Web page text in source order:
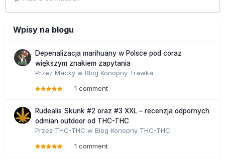
Wpisy na blogu
Depenalizacja marihuany w Polsce pod coraz
większym znakiem zapytania
Przez Macky w Blog Konopny Trawka
1 comment
Rudealis Skunk #2 oraz #3 XXL – recenzja odpornych
odmian outdoor od THC-THC
Przez THC-THC w Blog Konopny THC-THC
1 comment